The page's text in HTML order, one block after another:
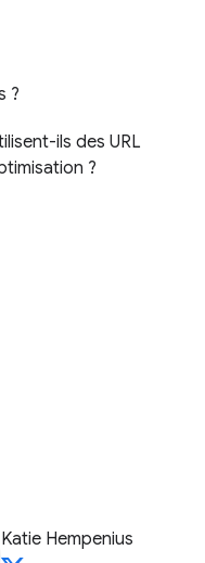
?
ils des URL
?
Katie Hempenius